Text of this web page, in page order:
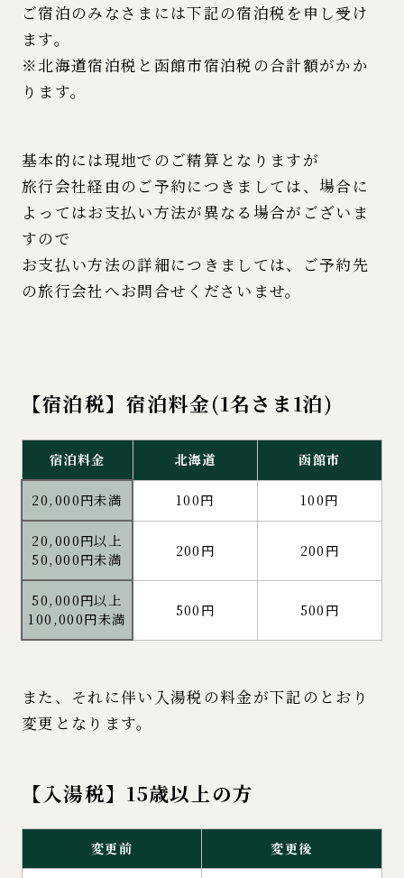
ご宿泊のみなさまには下記の宿泊税を申し受け
ます。
※北海道宿泊税と函館市宿泊税の合計額がかか
ります。
基本的には現地でのご精算となりますが
旅行会社経由のご予約につきましては、場合に
よってはお支払い方法が異なる場合がございま
すので
お支払い方法の詳細につきましては、ご予約先
の旅行会社へお問合せくださいませ。
【宿泊税】宿泊料金(1名さま1泊)
宿泊料金 北海道 函館市
20,000円未満 100円 100円
20,000円以上
50,000円未満
200円 200円
50,000円以上
100,000円未満
500円 500円
また、それに伴い入湯税の料金が下記のとおり
変更となります。
【入湯税】15歳以上の方
変更前 変更後